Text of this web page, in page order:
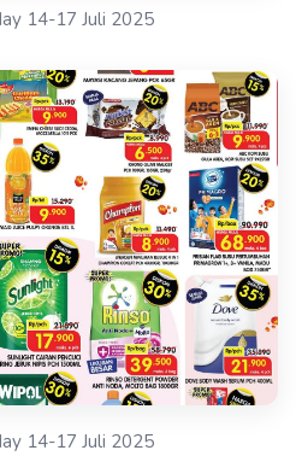
14-17 Juli 2025
14-17 Juli 2025